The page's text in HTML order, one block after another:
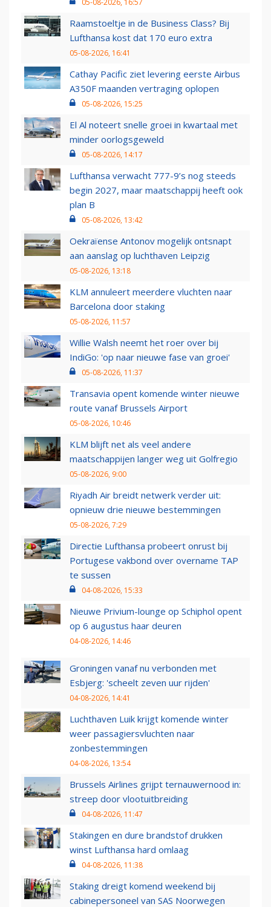
Raamstoeltje in de Business Class? Bij
Lufthansa kost dat 170 euro extra
05-08-2026, 16:41
Cathay Pacific ziet levering eerste Airbus
A350F maanden vertraging oplopen
05-08-2026, 15:25
El Al noteert snelle groei in kwartaal met
minder oorlogsgeweld
05-08-2026, 14:17
Lufthansa verwacht 777-9’s nog steeds
begin 2027, maar maatschappij heeft ook
plan B
05-08-2026, 13:42
Oekraïense Antonov mogelijk ontsnapt
aan aanslag op luchthaven Leipzig
05-08-2026, 13:18
KLM annuleert meerdere vluchten naar
Barcelona door staking
05-08-2026, 11:57
Willie Walsh neemt het roer over bij
IndiGo: 'op naar nieuwe fase van groei'
05-08-2026, 11:37
Transavia opent komende winter nieuwe
route vanaf Brussels Airport
05-08-2026, 10:46
KLM blijft net als veel andere
maatschappijen langer weg uit Golfregio
05-08-2026, 9:00
Riyadh Air breidt netwerk verder uit:
opnieuw drie nieuwe bestemmingen
05-08-2026, 7:29
Directie Lufthansa probeert onrust bij
Portugese vakbond over overname TAP
te sussen
04-08-2026, 15:33
Nieuwe Privium-lounge op Schiphol opent
op 6 augustus haar deuren
04-08-2026, 14:46
Groningen vanaf nu verbonden met
Esbjerg: 'scheelt zeven uur rijden'
04-08-2026, 14:41
Luchthaven Luik krijgt komende winter
weer passagiersvluchten naar
zonbestemmingen
04-08-2026, 13:54
Brussels Airlines grijpt ternauwernood in:
streep door vlootuitbreiding
04-08-2026, 11:47
Stakingen en dure brandstof drukken
winst Lufthansa hard omlaag
04-08-2026, 11:38
Staking dreigt komend weekend bij
cabinepersoneel van SAS Noorwegen